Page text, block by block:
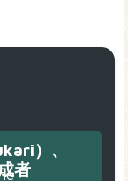
）、
者